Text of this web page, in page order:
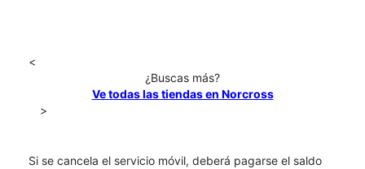
<
¿Buscas más?
Ve todas las tiendas en Norcross
>
Si se cancela el servicio móvil, deberá pagarse el saldo